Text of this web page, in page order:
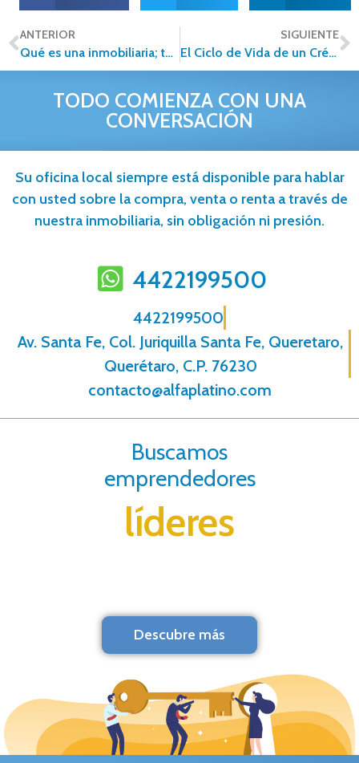
ANTERIOR
Qué es una inmobiliaria; tendencias actuales en este sector
SIGUIENTE
El Ciclo de Vida de un Crédito Hipotecario en México
TODO COMIENZA CON UNA
CONVERSACIÓN
Su oficina local siempre está disponible para hablar
con usted sobre la compra, venta o renta a través de
nuestra inmobiliaria, sin obligación ni presión.
4422199500
4422199500
Av. Santa Fe, Col. Juriquilla Santa Fe, Queretaro,
Querétaro, C.P. 76230
contacto@alfaplatino.com
Buscamos
emprendedores
líderes
Descubre más